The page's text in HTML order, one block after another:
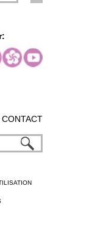
CONTACT